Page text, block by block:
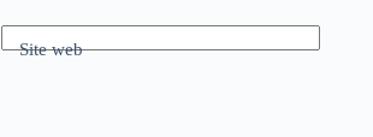
Site web